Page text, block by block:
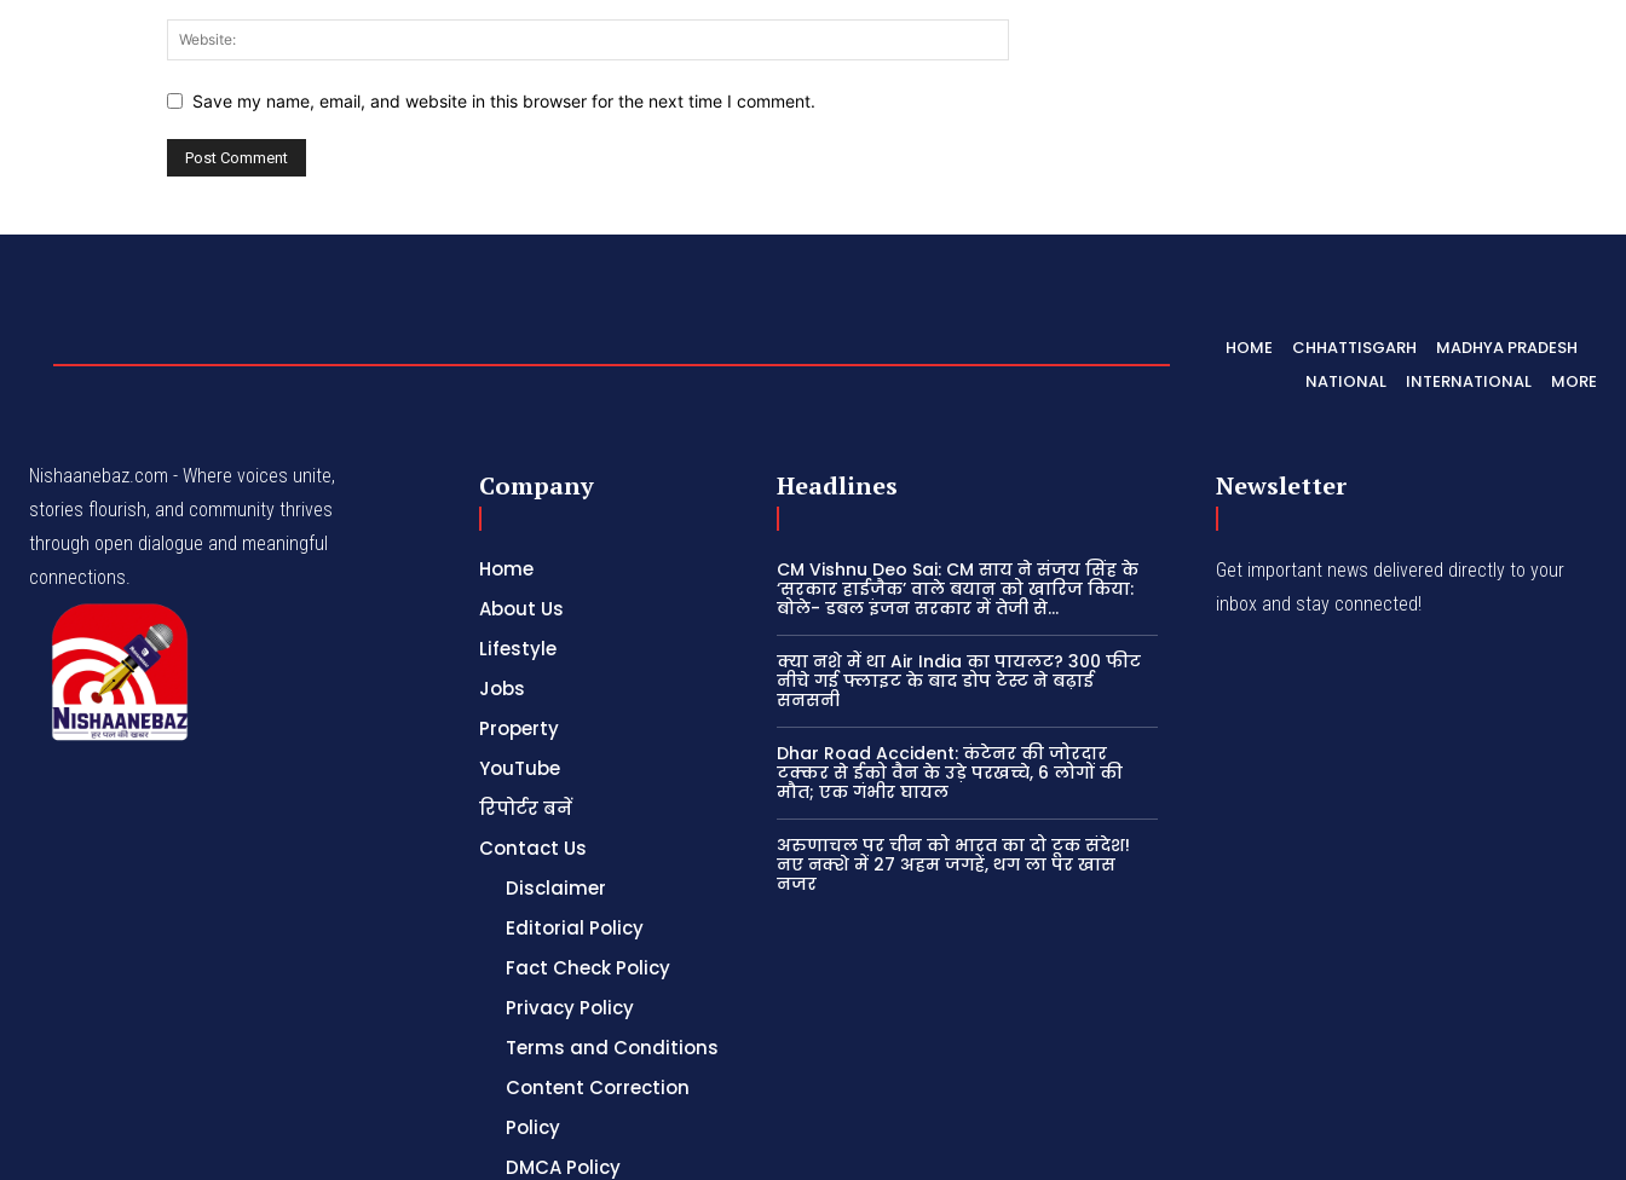
Save my name, email, and website in this browser for the next time I comment.
HOME CHHATTISGARH
MADHYA PRADESH
NATIONAL
INTERNATIONAL MORE
Nishaanebaz.com - Where voices unite,
stories flourish, and community thrives
through open dialogue and meaningful
connections.
Company
Home
About Us
Lifestyle
Jobs
Property
YouTube
रिपोर्टर बनें
Contact Us
Disclaimer
Editorial Policy
Fact Check Policy
Privacy Policy
Terms and Conditions
Content Correction
Policy
DMCA Policy
Headlines
CM Vishnu Deo Sai: CM साय ने संजय सिंह के
‘सरकार हाईजैक’ वाले बयान को खारिज किया:
बोले- डबल इंजन सरकार में तेजी से...
क्या नशे में था Air India का पायलट? 300 फीट
नीचे गई फ्लाइट के बाद डोप टेस्ट ने बढ़ाई
सनसनी
Dhar Road Accident: कंटेनर की जोरदार
टक्कर से ईको वैन के उड़े परखच्चे, 6 लोगों की
मौत; एक गंभीर घायल
अरुणाचल पर चीन को भारत का दो टूक संदेश!
नए नक्शे में 27 अहम जगहें, थग ला पर खास
नजर
Newsletter
Get important news delivered directly to your
inbox and stay connected!